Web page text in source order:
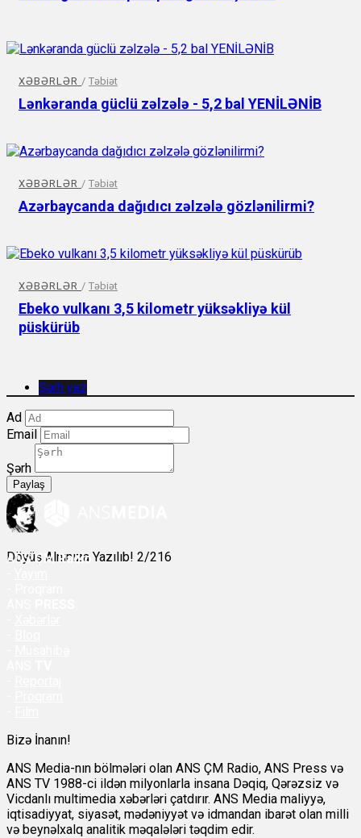
XƏBƏRLƏR / Təbiət
Lənkəranda güclü zəlzələ - 5,2 bal YENİLƏNİB
XƏBƏRLƏR / Təbiət
Azərbaycanda dağıdıcı zəlzələ gözlənilirmi?
XƏBƏRLƏR / Təbiət
Ebeko vulkanı 3,5 kilometr yüksəkliyə kül
püskürüb
Şərh yaz
Ad
Email
Şərh
Paylaş
Döyüş Alnınıza Yazılıb! 2/216
ANSÇM Radio
Bizə İnanın!
ANS Media-nın bölmələri olan ANS ÇM Radio, ANS Press və
ANS TV 1988-ci ildən milyonlarla insana Dəqiq, Qərəzsiz və
Vicdanlı multimedia xəbərləri çatdırır. ANS Media maliyyə,
iqtisadiyyat, siyasət, mədəniyyət və idmandan ibarət olan milli
və beynəlxalq analitik məqalələri təqdim edir.